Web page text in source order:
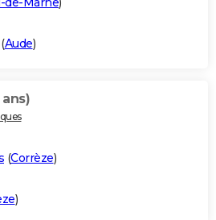
(Aude)
ans)
(Corrèze)
)